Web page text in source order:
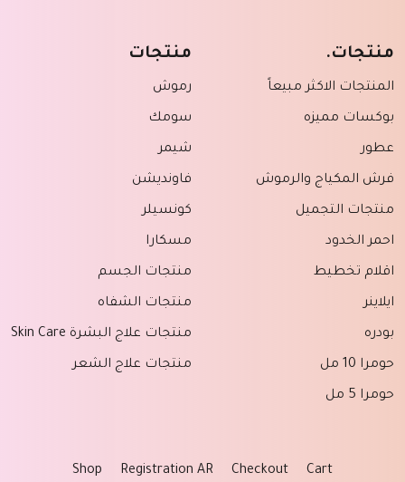
منتجات.
المنتجات الاكثر مبيعاً
بوكسات مميزه
عطور
فرش المكياج والرموش
منتجات التجميل
احمر الخدود
اقلام تخطيط
ايلاينر
بودره
حومرا 10 مل
حومرا 5 مل
منتجات
رموش
سومك
شيمر
فاونديشن
كونسيلر
مسكارا
منتجات الجسم
منتجات الشفاه
منتجات علاج البشرة Skin Care
منتجات علاج الشعر
Cart
Checkout
Registration AR
Shop